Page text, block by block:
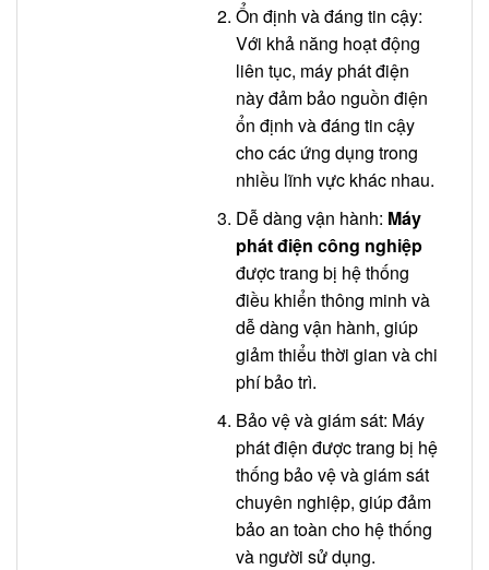
Ổn định và đáng tin cậy:
Với khả năng hoạt động
liên tục, máy phát điện
này đảm bảo nguồn điện
ổn định và đáng tin cậy
cho các ứng dụng trong
nhiều lĩnh vực khác nhau.
Dễ dàng vận hành: Máy
phát điện công nghiệp
được trang bị hệ thống
điều khiển thông minh và
dễ dàng vận hành, giúp
giảm thiểu thời gian và chi
phí bảo trì.
Bảo vệ và giám sát: Máy
phát điện được trang bị hệ
thống bảo vệ và giám sát
chuyên nghiệp, giúp đảm
bảo an toàn cho hệ thống
và người sử dụng.